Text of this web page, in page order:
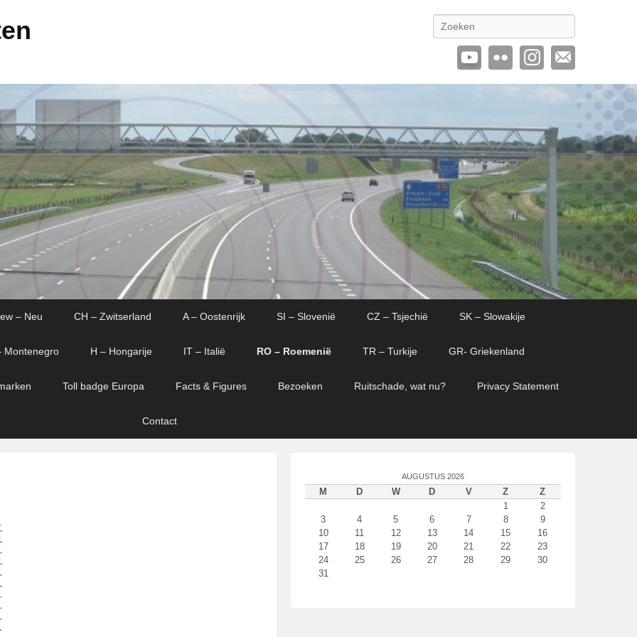
Zoeken
– Neu CH – Zwitserland A – Oostenrijk SI – Slovenië CZ – Tsjechië SK – Slowakije
Montenegro H – Hongarije IT – Italië RO – Roemenië TR – Turkije GR- Griekenland
Toll badge Europa Facts & Figures Bezoeken Ruitschade, wat nu? Privacy Statement
Contact
AUGUSTUS 2026
M D W D V Z
Z
1
2
3
4 5 6 7 8
9
10
11 12 13 14 15
16
17
18 19 20 21 22
23
24
25 26 27 28 29
30
31